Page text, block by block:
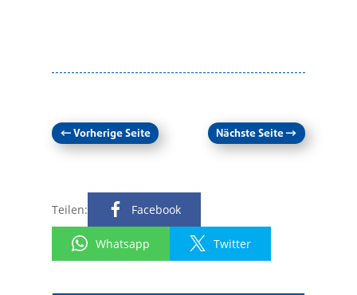
←Vorherige Seite Nächste Seite→
Teilen: Facebook
Whatsapp Twitter